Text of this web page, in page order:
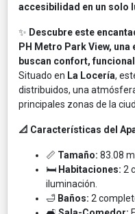
accesibilidad en un solo
✨ Descubre este
PH Metro Park View,
buscan confort,
Situado en La Locería,
distribuidos, una
principales zonas de la
📐 Características del
📏 Tamaño: 83.08
🛏️ Habitaciones: 2
iluminación.
🛁 Baños: 2